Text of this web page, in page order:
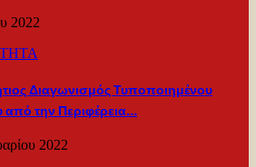
2022
Διαγωνισμός Τυποποιημένου
από την Περιφέρεια…
2022